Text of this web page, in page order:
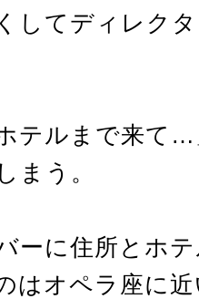
してディレク
テルまで来て
まう。
ーに住所とホ
はオペラ座に